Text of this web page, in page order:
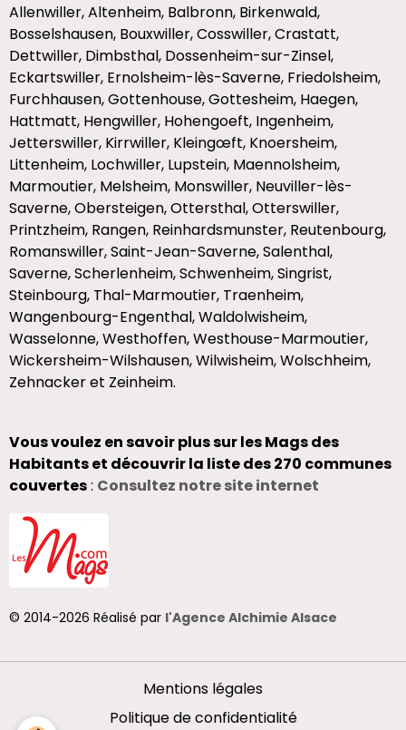
Allenwiller, Altenheim, Balbronn, Birkenwald,
Bosselshausen, Bouxwiller, Cosswiller, Crastatt,
Dettwiller, Dimbsthal, Dossenheim-sur-Zinsel,
Eckartswiller, Ernolsheim-lès-Saverne, Friedolsheim,
Furchhausen, Gottenhouse, Gottesheim, Haegen,
Hattmatt, Hengwiller, Hohengoeft, Ingenheim,
Jetterswiller, Kirrwiller, Kleingœft, Knoersheim,
Littenheim, Lochwiller, Lupstein, Maennolsheim,
Marmoutier, Melsheim, Monswiller, Neuviller-lès-
Saverne, Obersteigen, Ottersthal, Otterswiller,
Printzheim, Rangen, Reinhardsmunster, Reutenbourg,
Romanswiller, Saint-Jean-Saverne, Salenthal,
Saverne, Scherlenheim, Schwenheim, Singrist,
Steinbourg, Thal-Marmoutier, Traenheim,
Wangenbourg-Engenthal, Waldolwisheim,
Wasselonne, Westhoffen, Westhouse-Marmoutier,
Wickersheim-Wilshausen, Wilwisheim, Wolschheim,
Zehnacker et Zeinheim.
Vous voulez en savoir plus sur les Mags des
Habitants et découvrir la liste des 270 communes
couvertes: Consultez notre site internet
© 2014-2026 Réalisé par l'Agence Alchimie Alsace
Mentions légales
Politique de confidentialité